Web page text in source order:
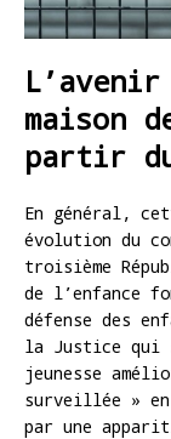
maison
partir
En général,
évolution du
troisième
de l’enfance
défense des
la Justice qui
jeunesse
surveillée » en
par une